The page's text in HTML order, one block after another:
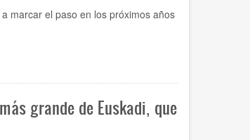
marcar el paso en los próximos años
grande de Euskadi, que